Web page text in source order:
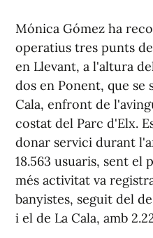
Mónica Gómez ha
operatius tres punts
en Llevant, a l'altura
dos en Ponent, que se
Cala, enfront de
costat del Parc d'Elx.
donar servici durant
18.563 usuaris, sent el
més activitat va
banyistes, seguit del
i el de La Cala, amb